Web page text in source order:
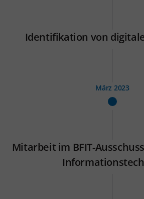
Identifikation von
März 2023
Mitarbeit im BFIT-